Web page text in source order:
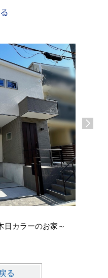
目カラーのお家～
る